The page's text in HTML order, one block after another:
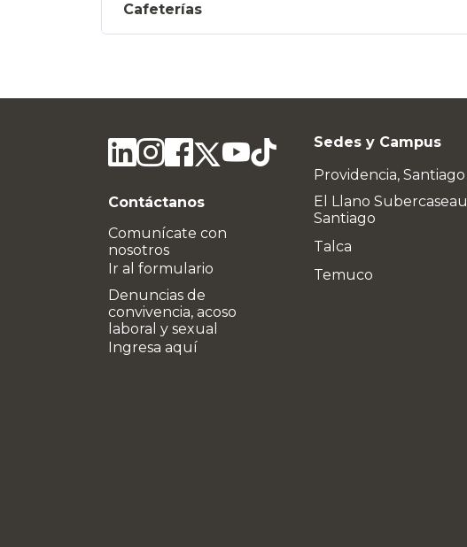
Cafeterías
Contáctanos
Comunícate con
nosotros
Ir al formulario
Denuncias de
convivencia, acoso
laboral y sexual
Ingresa aquí
Sedes y Campus
Providencia, Santiago
El Llano
Santiago
Talca
Temuco